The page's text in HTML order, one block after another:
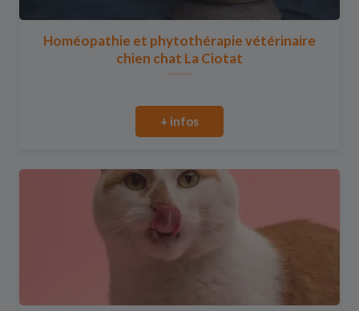
Homéopathie et phytothérapie vétérinaire
chien chat La Ciotat
+ infos